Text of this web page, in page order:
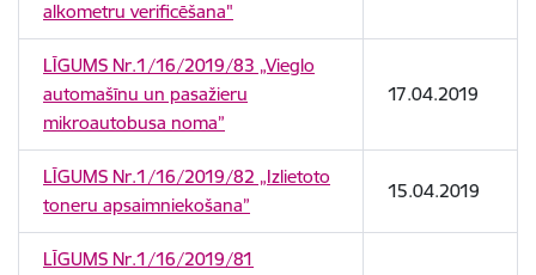
alkometru verificēšana"
LĪGUMS Nr.1/16/2019/83 „Vieglo
automašīnu un pasažieru
mikroautobusa noma”
17.04.2019
LĪGUMS Nr.1/16/2019/82 „Izlietoto
toneru apsaimniekošana”
15.04.2019
LĪGUMS Nr.1/16/2019/81